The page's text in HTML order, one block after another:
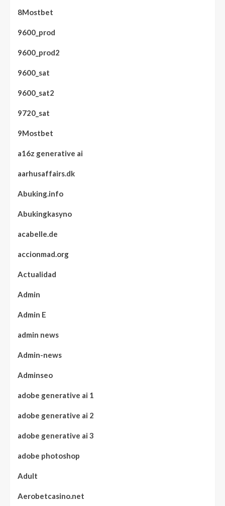
8Mostbet
9600_prod
9600_prod2
9600_sat
9600_sat2
9720_sat
9Mostbet
a16z generative ai
aarhusaffairs.dk
Abuking.info
Abukingkasyno
acabelle.de
accionmad.org
Actualidad
Admin
Admin E
admin news
Admin-news
Adminseo
adobe generative ai 1
adobe generative ai 2
adobe generative ai 3
adobe photoshop
Adult
Aerobetcasino.net